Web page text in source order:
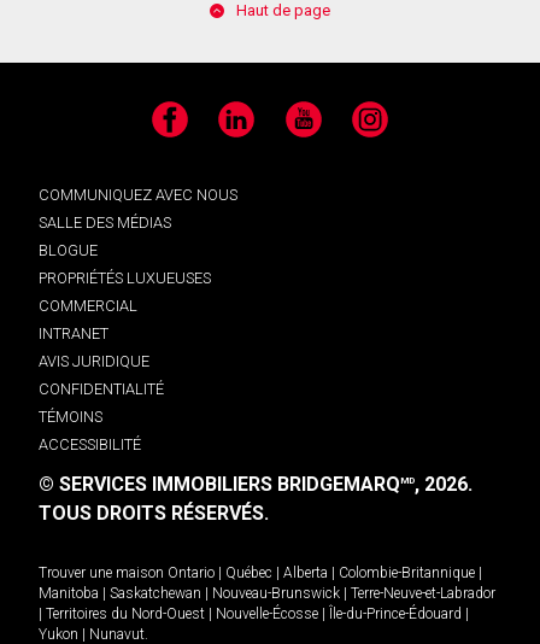
Haut de page
Facebook LinkedIn YouTube Instagram
COMMUNIQUEZ AVEC NOUS
SALLE DES MÉDIAS
BLOGUE
PROPRIÉTÉS LUXUEUSES
COMMERCIAL
INTRANET
AVIS JURIDIQUE
CONFIDENTIALITÉ
TÉMOINS
ACCESSIBILITÉ
© SERVICES IMMOBILIERS BRIDGEMARQMD, 2026.
TOUS DROITS RÉSERVÉS.
Trouver une maison Ontario Québec Alberta Colombie-Britannique
Manitoba
Saskatchewan Nouveau-Brunswick
Terre-Neuve-et-Labrador
Territoires du Nord-Ouest Nouvelle-Écosse Île-du-Prince-Édouard
Yukon
Nunavut.